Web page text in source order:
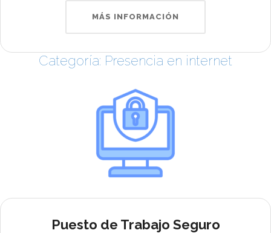
MÁS INFORMACIÓN
Categoría: Presencia en internet
Puesto de Trabajo Seguro